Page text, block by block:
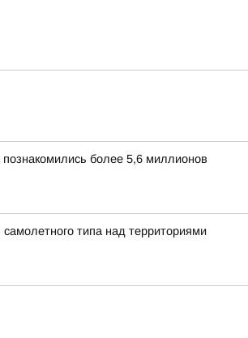
более 5,6 миллионов
типа над территориями